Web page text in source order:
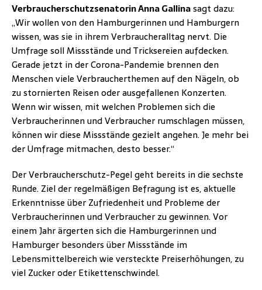
Verbraucherschutzsenatorin Anna Gallinasagt dazu:
„Wir wollen von den Hamburgerinnen und Hamburgern
wissen, was sie in ihrem Verbraucheralltag nervt. Die
Umfrage soll Missstände und Tricksereien aufdecken.
Gerade jetzt in der Corona-Pandemie brennen den
Menschen viele Verbraucherthemen auf den Nägeln, ob
zu stornierten Reisen oder ausgefallenen Konzerten.
Wenn wir wissen, mit welchen Problemen sich die
Verbraucherinnen und Verbraucher rumschlagen müssen,
können wir diese Missstände gezielt angehen. Je mehr bei
der Umfrage mitmachen, desto besser.“
Der Verbraucherschutz-Pegel geht bereits in die sechste
Runde. Ziel der regelmäßigen Befragung ist es, aktuelle
Erkenntnisse über Zufriedenheit und Probleme der
Verbraucherinnen und Verbraucher zu gewinnen. Vor
einem Jahr ärgerten sich die Hamburgerinnen und
Hamburger besonders über Missstände im
Lebensmittelbereich wie versteckte Preiserhöhungen, zu
viel Zucker oder Etikettenschwindel.